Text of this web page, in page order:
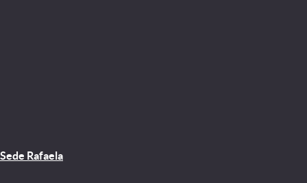
Sede Rafaela